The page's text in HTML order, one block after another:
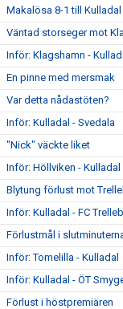
Makalösa 8-1 till
Väntad storseger mot
Inför: Klagshamn -
En pinne med mersmak
Var detta nådastöten?
Inför: Kulladal - Svedala
"Nick" väckte liket
Inför: Höllviken - Kulladal
Blytung förlust mot
Inför: Kulladal - FC
Förlustmål i
Inför: Tomelilla - Kulladal
Inför: Kulladal - ÖT
Förlust i höstpremiären